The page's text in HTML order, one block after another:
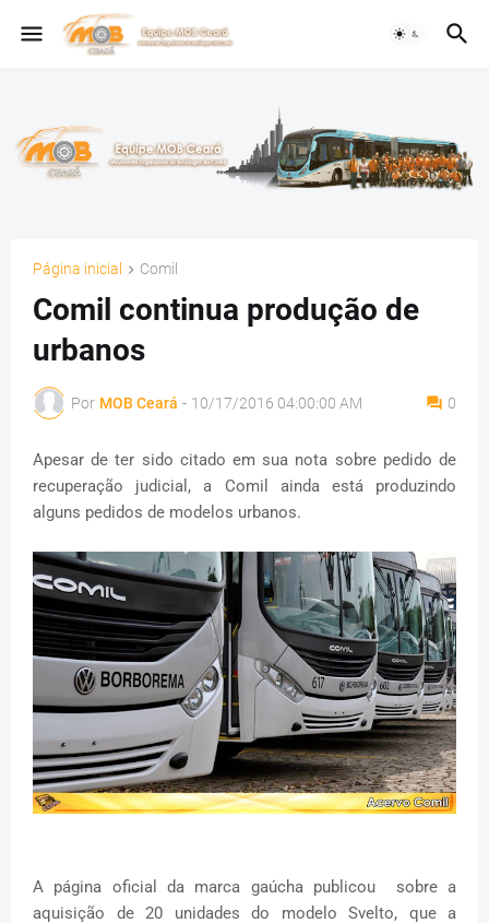
Página inicial Comil
Comil continua produção de
urbanos
Por MOB Ceará - 10/17/2016 04:00:00 AM 0
Apesar de ter sido citado em sua nota sobre pedido de
recuperação judicial, a Comil ainda está produzindo
alguns pedidos de modelos urbanos.
A página oficial da marca gaúcha publicou sobre a
aquisição de 20 unidades do modelo Svelto, que a